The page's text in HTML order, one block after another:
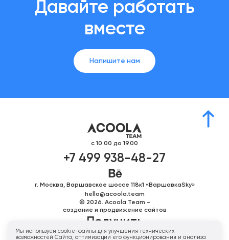
Давайте работать
вместе
Напишите нам
с 10.00 до 19.00
+7 499 938-48-27
г. Москва, Варшавское шоссе 118к1 «ВаршавкаSky»
hello@acoola.team
© 2026. Acoola Team -
создание и продвижение сайтов
Получить
персональное
Мы используем cookie-файлы для улучшения технических
возможностей Сайта, оптимизации его функционирования и анализа